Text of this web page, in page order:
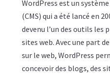
WordPress est un
(CMS) qui a été lancé en
devenu l’un des outils les
sites web. Avec une part
sur le web, WordPress
concevoir des blogs, des